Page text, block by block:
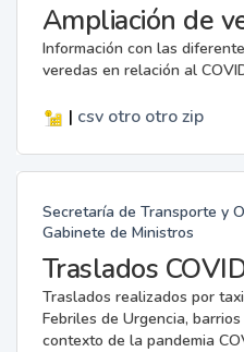
Ampliación de
Información con las
veredas en relación al
| csv otro otro zip
Secretaría de Transporte y
Gabinete de Ministros
Traslados
Traslados realizados por
Febriles de Urgencia,
contexto de la pandemia